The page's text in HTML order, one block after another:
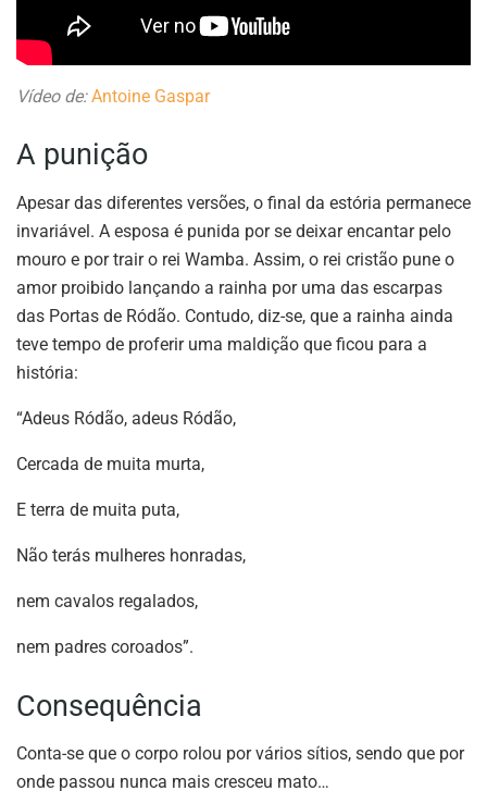
Vídeo de: Antoine Gaspar
A punição
Apesar das diferentes versões, o final da estória permanece
invariável. A esposa é punida por se deixar encantar pelo
mouro e por trair o rei Wamba. Assim, o rei cristão pune o
amor proibido lançando a rainha por uma das escarpas
das Portas de Ródão. Contudo, diz-se, que a rainha ainda
teve tempo de proferir uma maldição que ficou para a
história:
“Adeus Ródão, adeus Ródão,
Cercada de muita murta,
E terra de muita puta,
Não terás mulheres honradas,
nem cavalos regalados,
nem padres coroados”.
Consequência
Conta-se que o corpo rolou por vários sítios, sendo que por
onde passou nunca mais cresceu mato…